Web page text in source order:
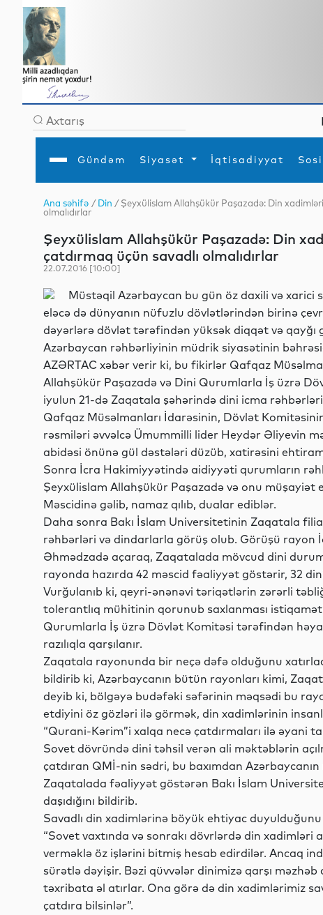
Gündəm Siyasət İqtisadiyyat
Gündəm
İqtisadiyyat
YAP
Analitika
Mədəniyyət
Müsahibə
MEDİA
Xarici siyasət
Daxili siyasət
Turizm
Elm
Din
Hadisə
Ana səhifə /Din / Şeyxülislam Allahşükür Paşazadə: Din
olmalıdırlar
Şeyxülislam Allahşükür Paşazadə: Din
çatdırmaq üçün savadlı olmalıdırlar
22.07.2016 [10:00]
Müstəqil Azərbaycan bu gün öz daxili və xarici
eləcə də dünyanın nüfuzlu dövlətlərindən birinə
dəyərlərə dövlət tərəfindən yüksək diqqət və qayğı
Azərbaycan rəhbərliyinin müdrik siyasətinin
AZƏRTAC xəbər verir ki, bu fikirlər Qafqaz
Allahşükür Paşazadə və Dini Qurumlarla İş üzrə
iyulun 21-də Zaqatala şəhərində dini icma
Qafqaz Müsəlmanları İdarəsinin, Dövlət
rəsmiləri əvvəlcə Ümummilli lider Heydər Əliyevin
abidəsi önünə gül dəstələri düzüb, xatirəsini
Sonra İcra Hakimiyyətində aidiyyəti qurumların
Şeyxülislam Allahşükür Paşazadə və onu müşayiət
Məscidinə gəlib, namaz qılıb, dualar ediblər.
Daha sonra Bakı İslam Universitetinin Zaqatala
rəhbərləri və dindarlarla görüş olub. Görüşü rayon
Əhmədzadə açaraq, Zaqatalada mövcud dini
rayonda hazırda 42 məscid fəaliyyət göstərir, 32
Vurğulanıb ki, qeyri-ənənəvi təriqətlərin zərərli
tolerantlıq mühitinin qorunub saxlanması
Qurumlarla İş üzrə Dövlət Komitəsi tərəfindən
razılıqla qarşılanır.
Zaqatala rayonunda bir neçə dəfə olduğunu
bildirib ki, Azərbaycanın bütün rayonları kimi,
deyib ki, bölgəyə budəfəki səfərinin məqsədi bu
etdiyini öz gözləri ilə görmək, din xadimlərinin
“Qurani-Kərim”i xalqa necə çatdırmaları ilə əyani
Sovet dövründə dini təhsil verən ali məktəblərin
çatdıran QMİ-nin sədri, bu baxımdan
Zaqatalada fəaliyyət göstərən Bakı İslam
daşıdığını bildirib.
Savadlı din xadimlərinə böyük ehtiyac
“Sovet vaxtında və sonrakı dövrlərdə din
verməklə öz işlərini bitmiş hesab edirdilər. Ancaq
sürətlə dəyişir. Bəzi qüvvələr dinimizə qarşı
təxribata əl atırlar. Ona görə də din xadimlərimiz
çatdıra bilsinlər”.